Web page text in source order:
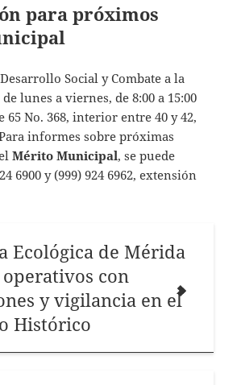
para próximos
Social y Combate a la
lunes a viernes, de 8:00 a 15:00
65 No. 368, interior entre 40 y 42,
informes sobre próximas
Mérito Municipal, se puede
6900 y (999) 924 6962, extensión
Ecológica de Mérida
con
y vigilancia en el
Histórico